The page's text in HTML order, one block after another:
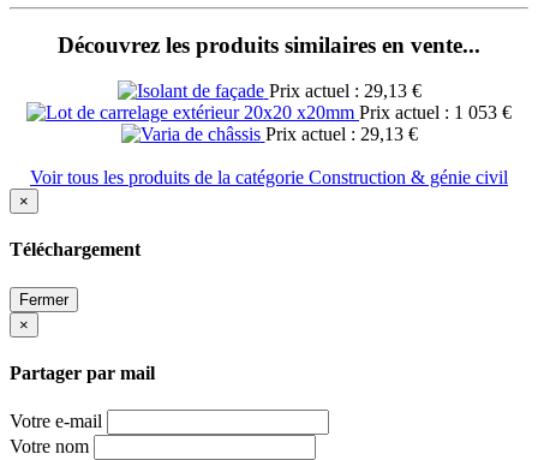
Découvrez les produits similaires en vente...
Prix actuel : 29,13 €
Prix actuel : 1 053 €
Prix actuel : 29,13 €
Voir tous les produits de la catégorie Construction & génie civil
×
Téléchargement
Fermer
×
Partager par mail
Votre e-mail
Votre nom